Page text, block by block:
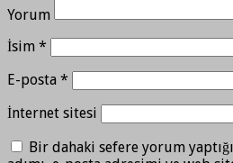
Yorum
İsim *
E-posta *
İnternet sitesi
Bir dahaki sefere yorum